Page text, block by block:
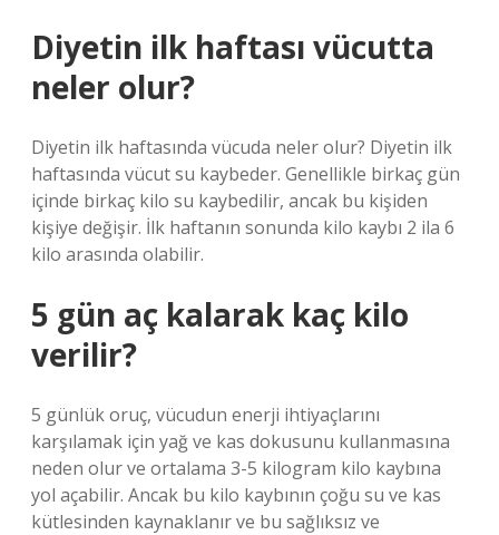
Diyetin ilk haftası vücutta
neler olur?
Diyetin ilk haftasında vücuda neler olur? Diyetin ilk
haftasında vücut su kaybeder. Genellikle birkaç gün
içinde birkaç kilo su kaybedilir, ancak bu kişiden
kişiye değişir. İlk haftanın sonunda kilo kaybı 2 ila 6
kilo arasında olabilir.
5 gün aç kalarak kaç kilo
verilir?
5 günlük oruç, vücudun enerji ihtiyaçlarını
karşılamak için yağ ve kas dokusunu kullanmasına
neden olur ve ortalama 3-5 kilogram kilo kaybına
yol açabilir. Ancak bu kilo kaybının çoğu su ve kas
kütlesinden kaynaklanır ve bu sağlıksız ve